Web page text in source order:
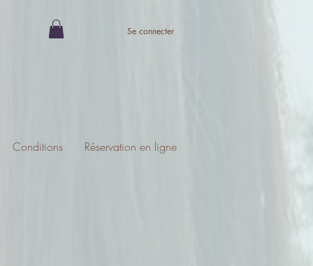
Se connecter
Conditions Réservation en ligne